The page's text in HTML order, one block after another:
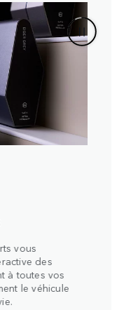
d’un éclairage
Rover prend
yeux.